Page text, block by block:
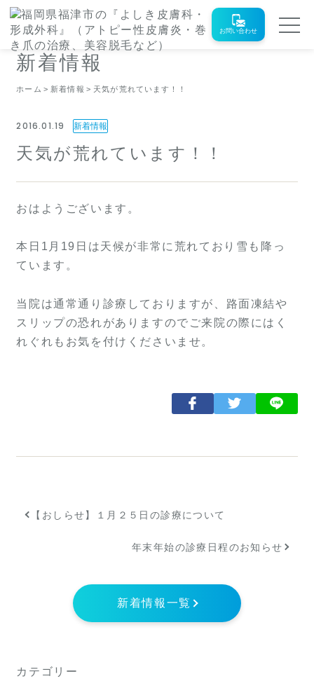
お問い合わせ
新着情報
ホーム 新着情報 天気が荒れています！！
2016.01.19 新着情報
天気が荒れています！！
おはようございます。
本日1月19日は天候が非常に荒れており雪も降っ
ています。
当院は通常通り診療しておりますが、路面凍結や
スリップの恐れがありますのでご来院の際にはく
れぐれもお気を付けくださいませ。
【おしらせ】１月２５日の診療について
年末年始の診療日程のお知らせ
新着情報一覧
カテゴリー